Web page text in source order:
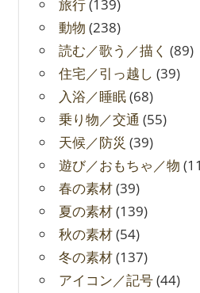
旅行(139)
動物 (238)
読む／歌う／描く (89)
住宅／引っ越し (39)
入浴／睡眠(68)
乗り物／交通 (55)
天候／防災 (39)
遊び／おもちゃ／物
春の素材(39)
夏の素材(139)
秋の素材(54)
冬の素材(137)
アイコン／記号(44)